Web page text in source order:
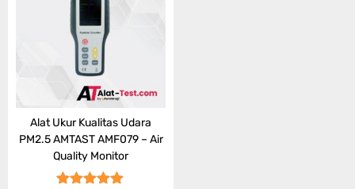
Alat Ukur Kualitas Udara
PM2.5 AMTAST AMF079 – Air
Quality Monitor